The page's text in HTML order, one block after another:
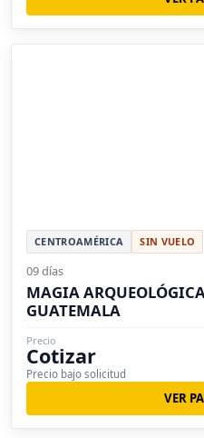
CENTROAMÉRICA SIN VUELO
09 días
MAGIA
GUATEMALA
Precio
Cotizar
Precio bajo solicitud
VER